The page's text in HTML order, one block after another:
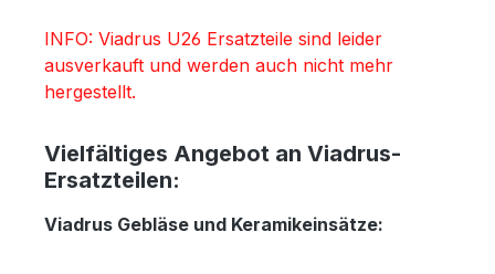
INFO: Viadrus U26 Ersatzteile sind leider
ausverkauft und werden auch nicht mehr
hergestellt.
Vielfältiges Angebot an Viadrus-
Ersatzteilen:
Viadrus Gebläse und Keramikeinsätze: